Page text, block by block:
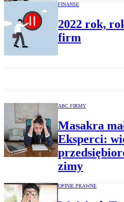
FINANSE
2022 rok,
firm
ABC FIRMY
Masakra
Eksperci:
zimy
OPINIE PRAWNE